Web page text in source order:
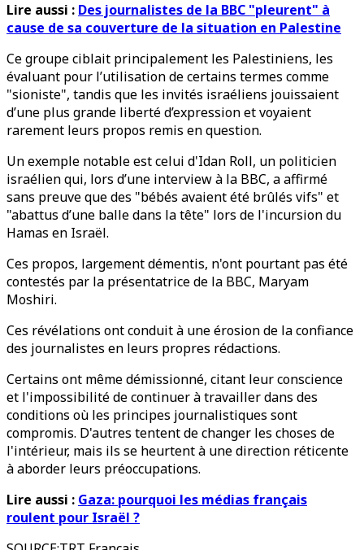
Lire aussi : Des journalistes de la BBC "pleurent" à
cause de sa couverture de la situation en Palestine
Ce groupe ciblait principalement les Palestiniens, les
évaluant pour l’utilisation de certains termes comme
"sioniste", tandis que les invités israéliens jouissaient
d’une plus grande liberté d’expression et voyaient
rarement leurs propos remis en question.
Un exemple notable est celui d'Idan Roll, un politicien
israélien qui, lors d’une interview à la BBC, a affirmé
sans preuve que des "bébés avaient été brûlés vifs" et
"abattus d’une balle dans la tête" lors de l'incursion du
Hamas en Israël.
Ces propos, largement démentis, n'ont pourtant pas été
contestés par la présentatrice de la BBC, Maryam
Moshiri.
Ces révélations ont conduit à une érosion de la confiance
des journalistes en leurs propres rédactions.
Certains ont même démissionné, citant leur conscience
et l'impossibilité de continuer à travailler dans des
conditions où les principes journalistiques sont
compromis. D'autres tentent de changer les choses de
l'intérieur, mais ils se heurtent à une direction réticente
à aborder leurs préoccupations.
Lire aussi : Gaza: pourquoi les médias français
roulent pour Israël ?